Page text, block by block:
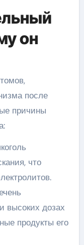
он
после
причины
что
высоких дозах
продукты его